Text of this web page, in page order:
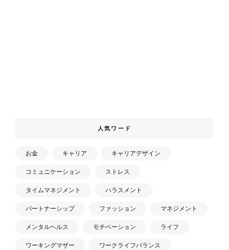
人気ワード
お金 キャリア キャリアデザイン
コミュニケーション ストレス
タイムマネジメント ハラスメント
パートナーシップ ファッション マネジメント
メンタルヘルス モチベーション ライフ
ワーキングマザー ワークライフバランス